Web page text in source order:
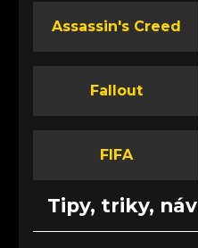
Assassin's Creed
Fallout
FIFA
Tipy, triky,